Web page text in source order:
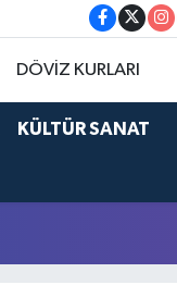
DÖVİZ KURLARI
KÜLTÜR SANAT